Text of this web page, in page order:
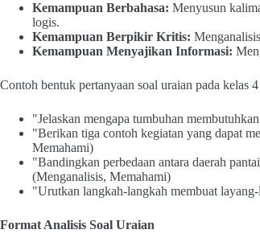
Kemampuan Berbahasa: Menyusun
logis.
Kemampuan Berpikir Kritis:
Kemampuan Menyajikan Informasi:
Contoh bentuk pertanyaan soal uraian pada kelas
"Jelaskan mengapa tumbuhan
"Berikan tiga contoh kegiatan yang dapat
Memahami)
"Bandingkan perbedaan antara daerah
(Menganalisis, Memahami)
"Urutkan langkah-langkah membuat
Format Analisis Soal Uraian